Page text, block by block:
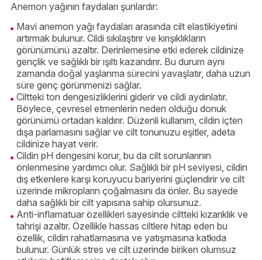
Anemon yağının faydaları şunlardır:
Mavi anemon yağı faydaları arasında cilt elastikiyetini
artırmak bulunur. Cildi sıkılaştırır ve kırışıklıkların
görünümünü azaltır. Derinlemesine etki ederek cildinize
gençlik ve sağlıklı bir ışıltı kazandırır. Bu durum aynı
zamanda doğal yaşlanma sürecini yavaşlatır, daha uzun
süre genç görünmenizi sağlar.
Ciltteki ton dengesizliklerini giderir ve cildi aydınlatır.
Böylece, çevresel etmenlerin neden olduğu donuk
görünümü ortadan kaldırır. Düzenli kullanım, cildin içten
dışa parlamasını sağlar ve cilt tonunuzu eşitler, adeta
cildinize hayat verir.
Cildin pH dengesini korur, bu da cilt sorunlarının
önlenmesine yardımcı olur. Sağlıklı bir pH seviyesi, cildin
dış etkenlere karşı koruyucu bariyerini güçlendirir ve cilt
üzerinde mikropların çoğalmasını da önler. Bu sayede
daha sağlıklı bir cilt yapısına sahip olursunuz.
Anti-inflamatuar özellikleri sayesinde ciltteki kızarıklık ve
tahrişi azaltır. Özellikle hassas ciltlere hitap eden bu
özellik, cildin rahatlamasına ve yatışmasına katkıda
bulunur. Günlük stres ve cilt üzerinde biriken olumsuz